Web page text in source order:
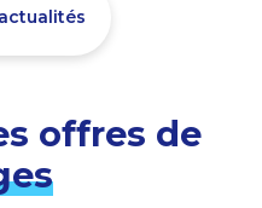
offres de